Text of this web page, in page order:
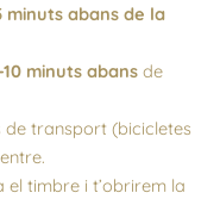
minuts abans de la
minuts abans de
transport (bicicletes
timbre i t’obrirem la